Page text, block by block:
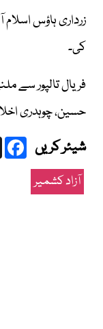
کی۔
فریال تالپور سے
حسین، چوہدری
شیئر کریں X
آزاد کشمیر